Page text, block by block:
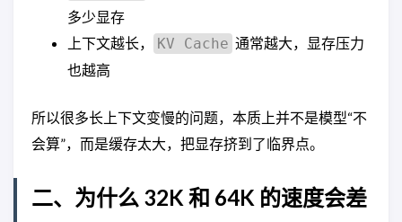
多少显存
上下文越长，
KV Cache 通常越大，显存压力
也越高
所以很多长上下文变慢的问题，本质上并不是模型“不
会算”，而是缓存太大，把显存挤到了临界点。
二、为什么 32K 和 64K 的速度会差